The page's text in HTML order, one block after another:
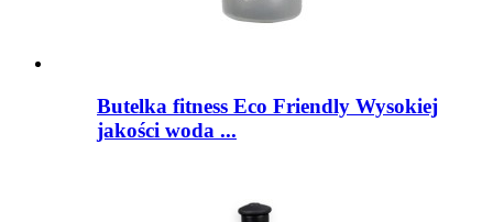
Butelka fitness Eco Friendly Wysokiej
jakości woda ...